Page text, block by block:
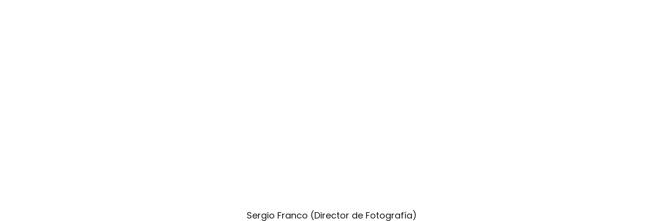
Sergio Franco (Director de Fotografía)